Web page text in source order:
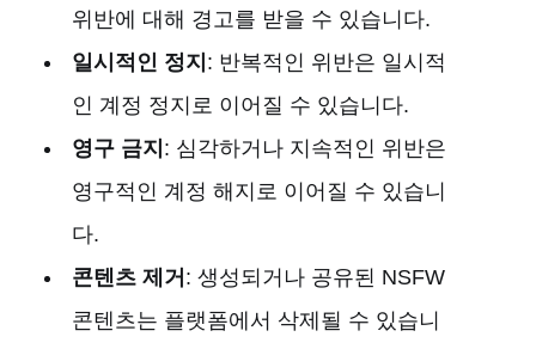
위반에 대해 경고를 받을 수 있습니다.
일시적인 정지 : 반복적인 위반은 일시적
인 계정 정지로 이어질 수 있습니다.
영구 금지 : 심각하거나 지속적인 위반은
영구적인 계정 해지로 이어질 수 있습니
다.
콘텐츠 제거 : 생성되거나 공유된 NSFW
콘텐츠는 플랫폼에서 삭제될 수 있습니